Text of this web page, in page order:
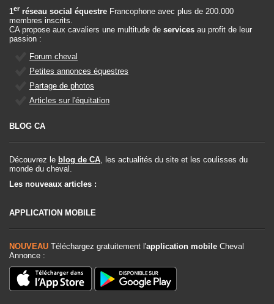
1er réseau social équestre Francophone avec plus de 200.000
membres inscrits.
CA propose aux cavaliers une multitude de services au profit de leur
passion :
Forum cheval
Petites annonces équestres
Partage de photos
Articles sur l'équitation
BLOG CA
Découvrez le blog de CA, les actualités du site et les coulisses du
monde du cheval.
Les nouveaux articles :
APPLICATION MOBILE
NOUVEAU Téléchargez gratuitement l'application mobile Cheval
Annonce :